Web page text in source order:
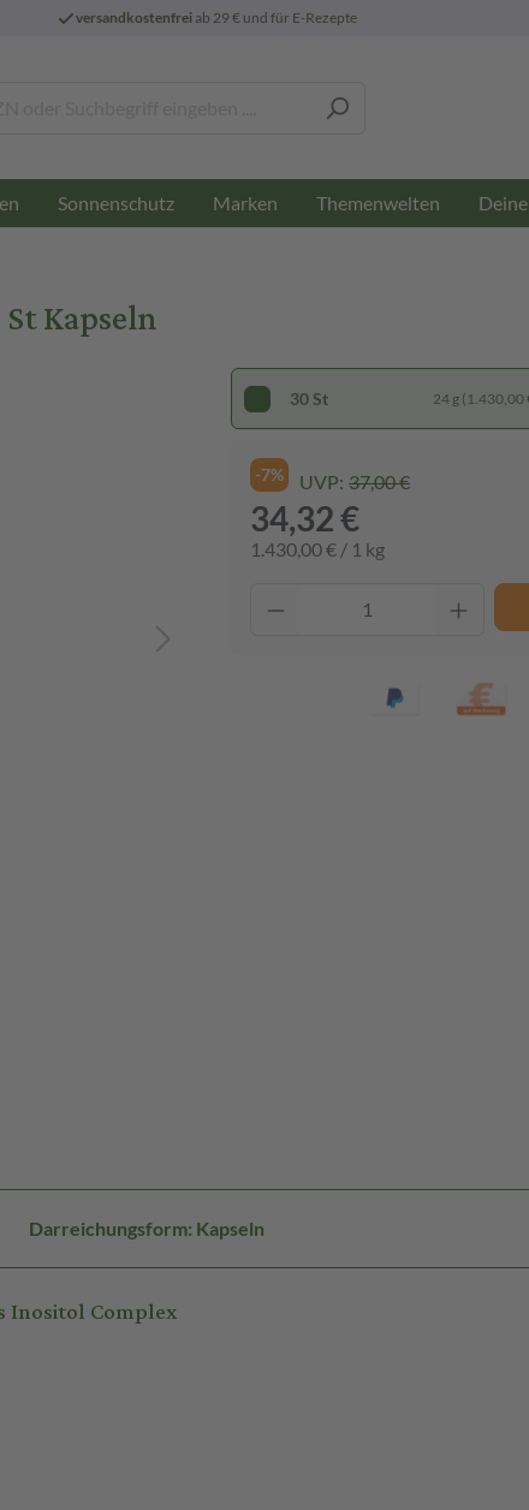
versandkostenfreiab 29 € und für E-Rezepte
Sonnenschutz Marken Themenwelten
Kapseln
30 St 24 g (1.430,00
-7% UVP: 37,00 €
34,32 €
1.430,00 € / 1 kg
Darreichungsform: Kapseln
Complex